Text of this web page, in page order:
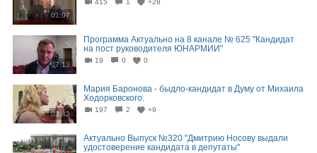
01:07
415 1 +28
07:13
Программа Актуально на 8 канале № 625 "Кандидат
на пост руководителя ЮНАРМИИ"
19 0 0
03:43
Мария Баронова - быдло-кандидат в Думу от Михаила
Ходорковского.
197 2 +9
Актуально Выпуск №320 "Дмитрию Носову выдали
удостоверение кандидата в депутаты"